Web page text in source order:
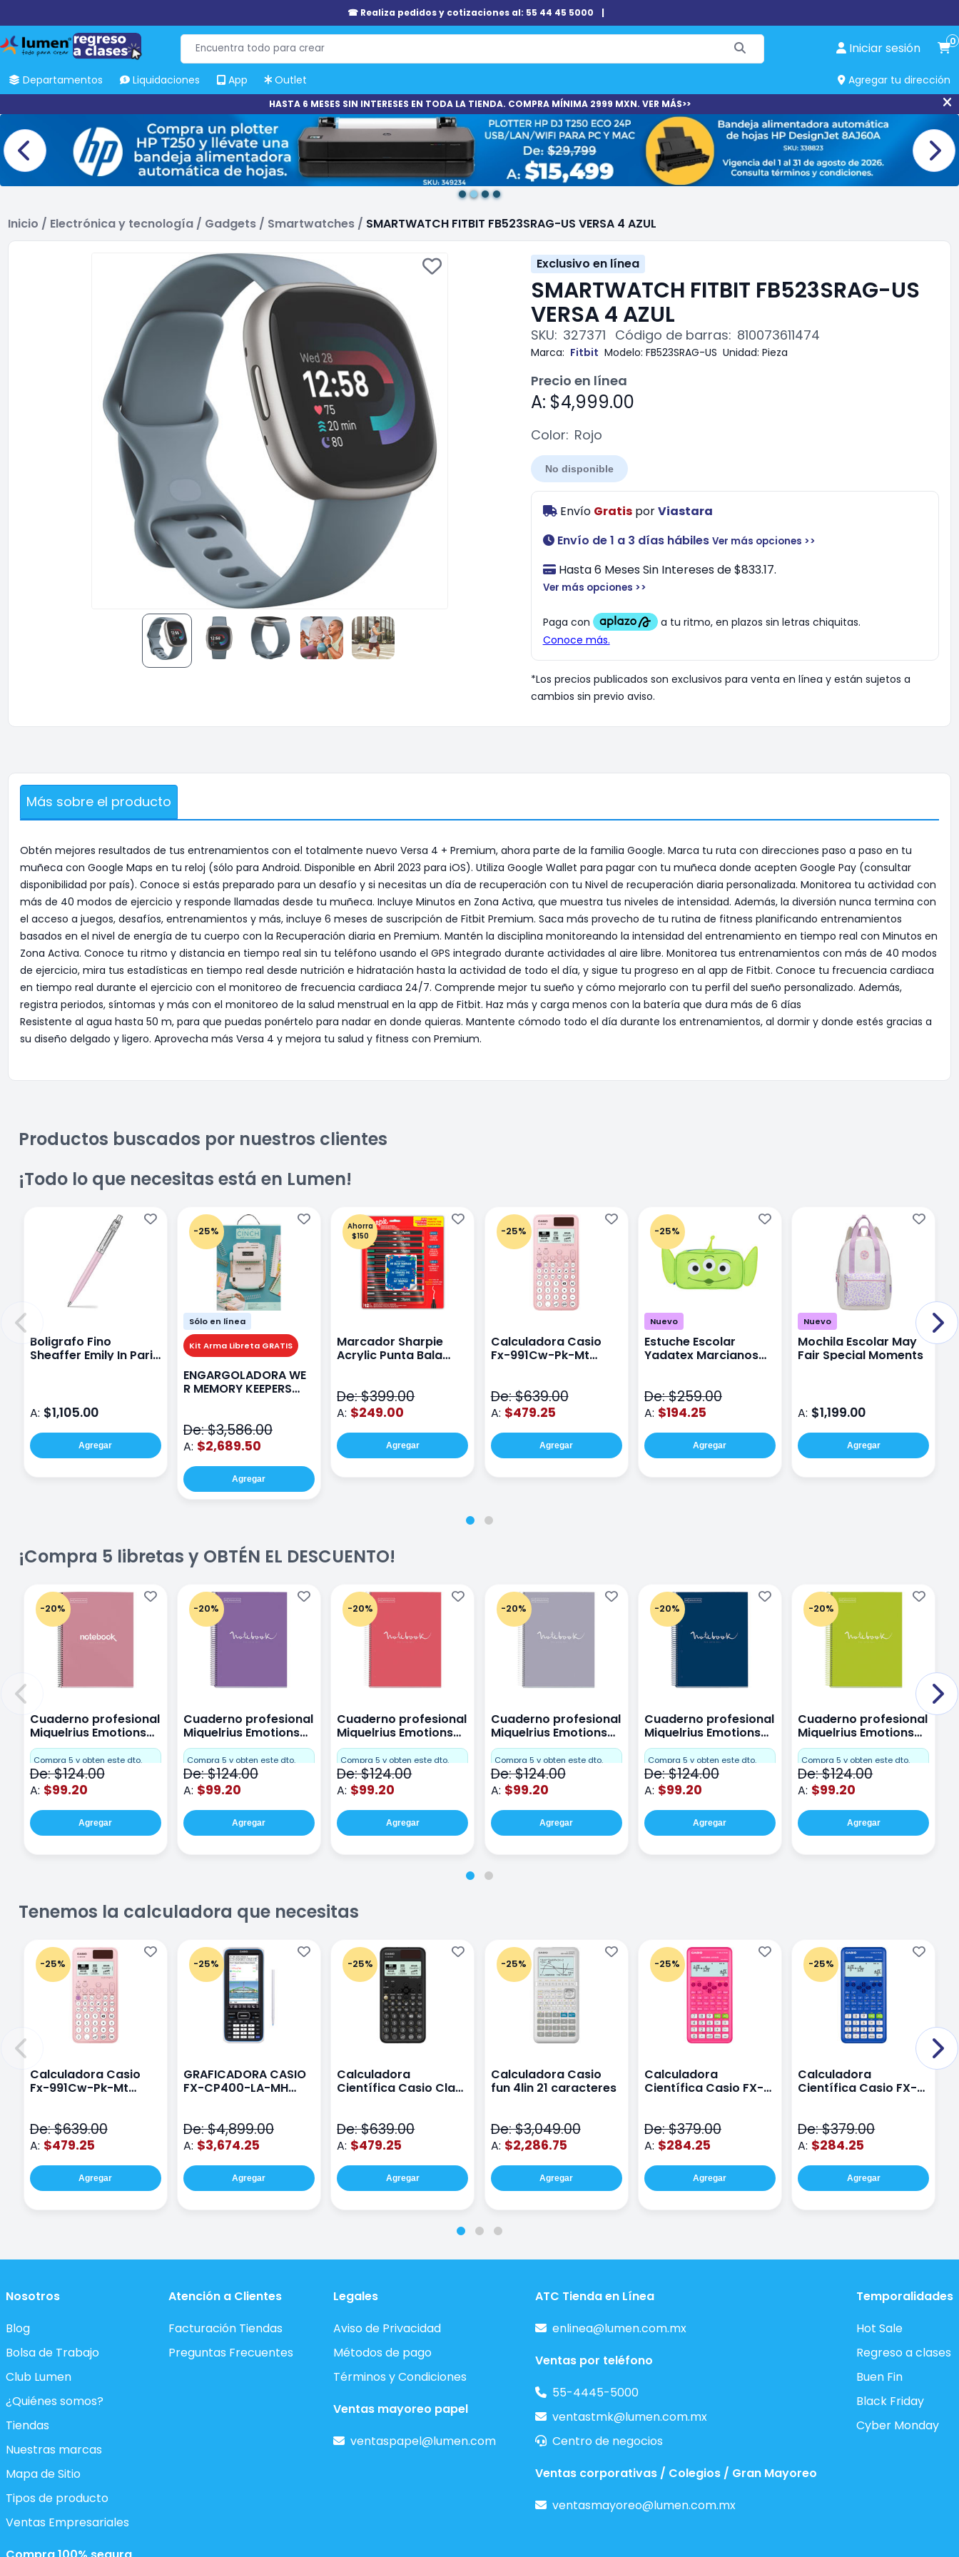
☎ Realiza pedidos y cotizaciones al: 55 44 45 5000 |
Iniciar sesión 0
Departamentos Liquidaciones App Outlet Agregar tu dirección
HASTA 6 MESES SIN INTERESES EN TODA LA TIENDA. COMPRA MÍNIMA 2999 MXN. VER MÁS>>
Inicio / Electrónica y tecnología / Gadgets / Smartwatches / SMARTWATCH FITBIT FB523SRAG-US VERSA 4 AZUL
Exclusivo en línea
SMARTWATCH FITBIT FB523SRAG-US
VERSA 4 AZUL
SKU: 327371 Código de barras: 810073611474
Marca: Fitbit Modelo: FB523SRAG-US Unidad: Pieza
Precio en línea
A: $4,999.00
Color: Rojo
No disponible
Envío GratisporViastara
Envío de 1 a 3 días hábiles Ver más opciones >>
Hasta 6 Meses Sin Intereses de $833.17.
Ver más opciones >>
*Los precios publicados son exclusivos para venta en línea y están sujetos a
cambios sin previo aviso.
Más sobre el producto
Obtén mejores resultados de tus entrenamientos con el totalmente nuevo Versa 4 + Premium, ahora parte de la familia Google. Marca tu ruta con direcciones paso a paso en tu
muñeca con Google Maps en tu reloj (sólo para Android. Disponible en Abril 2023 para iOS). Utiliza Google Wallet para pagar con tu muñeca donde acepten Google Pay (consultar
disponibilidad por país). Conoce si estás preparado para un desafío y si necesitas un día de recuperación con tu Nivel de recuperación diaria personalizada. Monitorea tu actividad con
más de 40 modos de ejercicio y responde llamadas desde tu muñeca. Incluye Minutos en Zona Activa, que muestra tus niveles de intensidad. Además, la diversión nunca termina con
el acceso a juegos, desafíos, entrenamientos y más, incluye 6 meses de suscripción de Fitbit Premium. Saca más provecho de tu rutina de fitness planificando entrenamientos
basados en el nivel de energía de tu cuerpo con la Recuperación diaria en Premium. Mantén la disciplina monitoreando la intensidad del entrenamiento en tiempo real con Minutos en
Zona Activa. Conoce tu ritmo y distancia en tiempo real sin tu teléfono usando el GPS integrado durante actividades al aire libre. Monitorea tus entrenamientos con más de 40 modos
de ejercicio, mira tus estadísticas en tiempo real desde nutrición e hidratación hasta la actividad de todo el día, y sigue tu progreso en al app de Fitbit. Conoce tu frecuencia cardiaca
en tiempo real durante el ejercicio con el monitoreo de frecuencia cardiaca 24/7. Comprende mejor tu sueño y cómo mejorarlo con tu perfil del sueño personalizado. Además,
registra periodos, síntomas y más con el monitoreo de la salud menstrual en la app de Fitbit. Haz más y carga menos con la batería que dura más de 6 días
Resistente al agua hasta 50 m, para que puedas ponértelo para nadar en donde quieras. Mantente cómodo todo el día durante los entrenamientos, al dormir y donde estés gracias a
su diseño delgado y ligero. Aprovecha más Versa 4 y mejora tu salud y fitness con Premium.
Productos buscados por nuestros clientes
¡Todo lo que necesitas está en Lumen!
Boligrafo Fino
Sheaffer Emily In Paris
A: $1,105.00
Agregar
-25%
Sólo en línea
Kit Arma Libreta GRATIS
ENGARGOLADORA WE
R MEMORY KEEPERS
De: $3,586.00
A: $2,689.50
Agregar
Ahorra
$150
Marcador Sharpie
Acrylic Punta Bala
De: $399.00
A: $249.00
Agregar
-25%
Calculadora Casio
Fx-991Cw-Pk-Mt
De: $639.00
A: $479.25
Agregar
-25%
Nuevo
Estuche Escolar
Yadatex Marcianos
De: $259.00
A: $194.25
Agregar
Nuevo
Mochila Escolar May
Fair Special Moments
A: $1,199.00
Agregar
¡Compra 5 libretas y OBTÉN EL DESCUENTO!
-20%
Cuaderno profesional
Miquelrius Emotions
Cuadro Chico 80
hojas Rosa
Compra 5 y obten este dto.
De: $124.00
A: $99.20
Agregar
-20%
Cuaderno profesional
Miquelrius Emotions
raya 80 hojas Purpura
Compra 5 y obten este dto.
De: $124.00
A: $99.20
Agregar
-20%
Cuaderno profesional
Miquelrius Emotions
raya 80 hojas Coral
Compra 5 y obten este dto.
De: $124.00
A: $99.20
Agregar
-20%
Cuaderno profesional
Miquelrius Emotions
raya 80 hojas Gris
Compra 5 y obten este dto.
De: $124.00
A: $99.20
Agregar
-20%
Cuaderno profesional
Miquelrius Emotions
Dots 80 hojas
Compra 5 y obten este dto.
De: $124.00
A: $99.20
Agregar
-20%
Cuaderno profesional
Miquelrius Emotions
Dots 80 hojas Lima
Compra 5 y obten este dto.
De: $124.00
A: $99.20
Agregar
Tenemos la calculadora que necesitas
-25%
Calculadora Casio
Fx-991Cw-Pk-Mt
De: $639.00
A: $479.25
Agregar
-25%
GRAFICADORA CASIO
FX-CP400-LA-MH
De: $4,899.00
A: $3,674.25
Agregar
-25%
Calculadora
Científica Casio Class
De: $639.00
A: $479.25
Agregar
-25%
Calculadora Casio
fun 4lin 21 caracteres
De: $3,049.00
A: $2,286.75
Agregar
-25%
Calculadora
Científica Casio FX-
De: $379.00
A: $284.25
Agregar
-25%
Calculadora
Científica Casio FX-
De: $379.00
A: $284.25
Agregar
Nosotros
Blog
Bolsa de Trabajo
Club Lumen
¿Quiénes somos?
Tiendas
Nuestras marcas
Mapa de Sitio
Tipos de producto
Ventas Empresariales
Atención a Clientes
Facturación Tiendas
Preguntas Frecuentes
Legales
Aviso de Privacidad
Métodos de pago
Términos y Condiciones
Ventas mayoreo papel
ventaspapel@lumen.com
ATC Tienda en Línea
enlinea@lumen.com.mx
Ventas por teléfono
55-4445-5000
ventastmk@lumen.com.mx
Centro de negocios
Ventas corporativas / Colegios / Gran Mayoreo
ventasmayoreo@lumen.com.mx
Temporalidades
Hot Sale
Regreso a clases
Buen Fin
Black Friday
Cyber Monday